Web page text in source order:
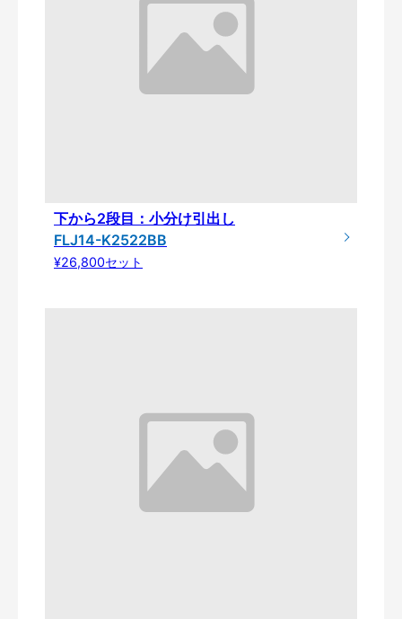
下から2段目：小分け引出し
FLJ14-K2522BB
¥26,800セット